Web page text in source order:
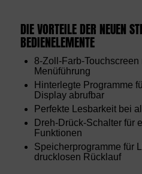
DIE VORTEILE DER NEUEN
BEDIENELEMENTE
8-Zoll-Farb-Touchscreen
Menüführung
Hinterlegte Programme
Display abrufbar
Perfekte Lesbarkeit bei
Dreh-Drück-Schalter für
Funktionen
Speicherprogramme für
drucklosen Rücklauf